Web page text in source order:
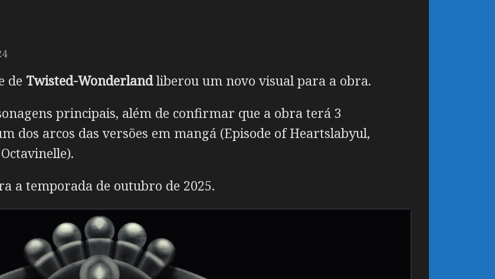
de Twisted-Wonderlandliberou um novo visual para a obra.
principais, além de confirmar que a obra terá 3
dos arcos das versões em mangá (Episode of Heartslabyul,
a temporada de outubro de 2025.